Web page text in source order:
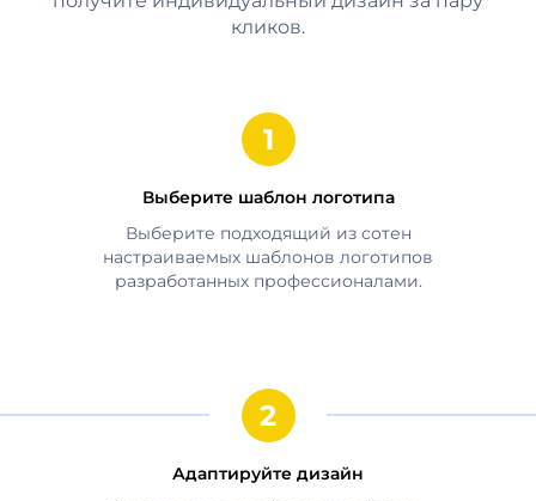
кликов.
Выберите шаблон логотипа
Выберите подходящий из сотен
настраиваемых шаблонов логотипов
разработанных профессионалами.
Адаптируйте дизайн